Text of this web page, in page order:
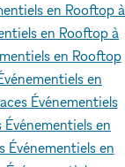
en Rooftop à
en Rooftop à
en Rooftop
en
Événementiels
Événementiels en
Événementiels en